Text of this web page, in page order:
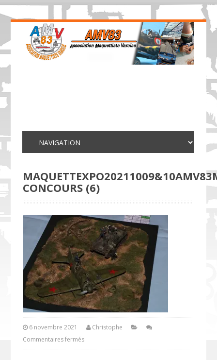
CONCOURS (6)
6 novembre 2021
Christophe
Commentaires fermés